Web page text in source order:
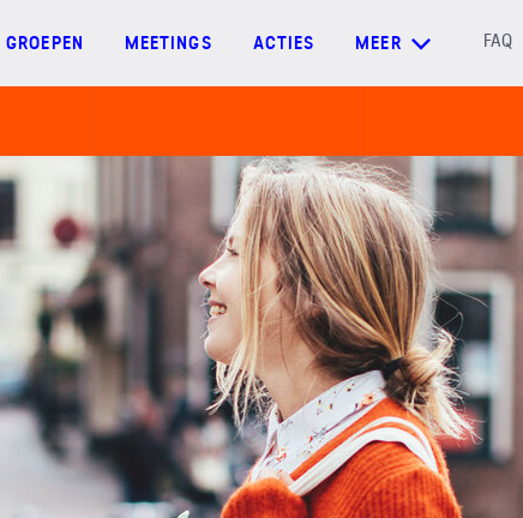
GROEPEN MEETINGS ACTIES MEER FAQ